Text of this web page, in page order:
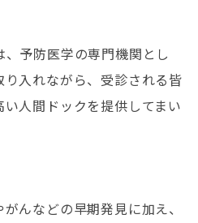
予防医学の専門機関とし
入れながら、受診される皆
人間ドックを提供してまい
んなどの早期発見に加え、